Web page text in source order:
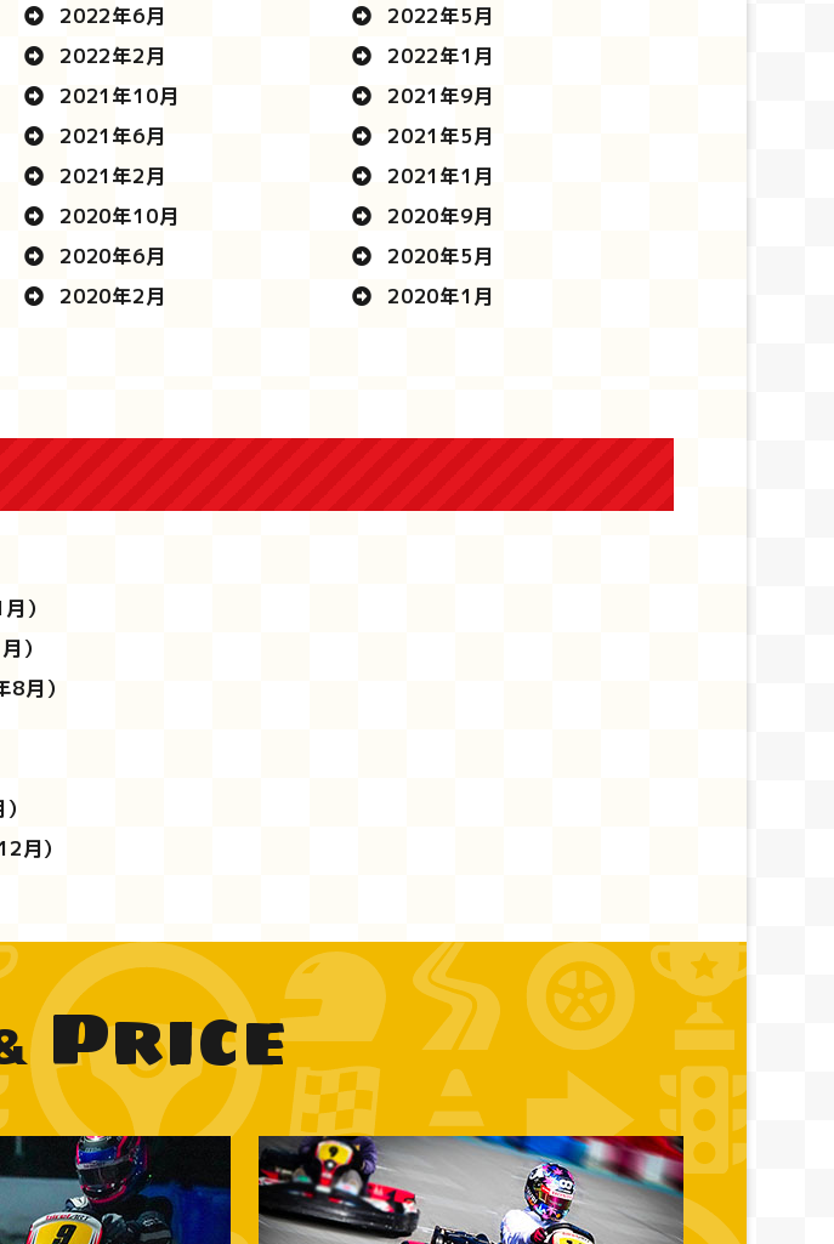
2022年6月
2022年5月
2022年2月
2022年1月
2021年10月
2021年9月
2021年6月
2021年5月
2021年2月
2021年1月
2020年10月
2020年9月
2020年6月
2020年5月
2020年2月 2020年1月
）
）
月）
月）
Price